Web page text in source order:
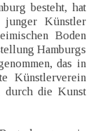
besteht, hat
Künstler
Boden
Hamburgs
das in
Künstlerverein
durch die Kunst